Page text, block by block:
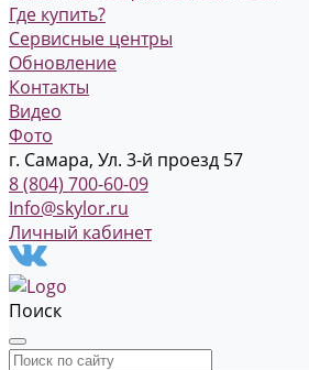
Где купить?
Сервисные центры
Обновление
Контакты
Видео
Фото
г. Самара, Ул. 3-й проезд 57
8 (804) 700-60-09
Info@skylor.ru
Личный кабинет
Поиск